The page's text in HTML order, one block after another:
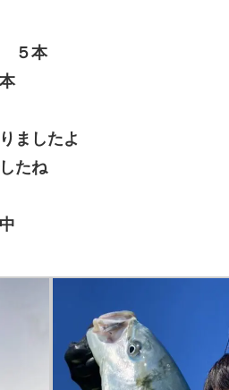
５本
ましたよ
たね